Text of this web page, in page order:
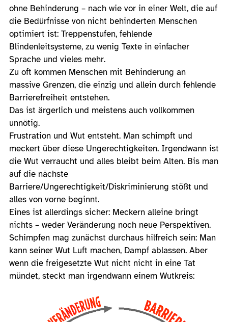
ohne Behinderung – nach wie vor in einer Welt, die auf
die Bedürfnisse von nicht behinderten Menschen
optimiert ist: Treppenstufen, fehlende
Blindenleitsysteme, zu wenig Texte in einfacher
Sprache und vieles mehr.
Zu oft kommen Menschen mit Behinderung an
massive Grenzen, die einzig und allein durch fehlende
Barrierefreiheit entstehen.
Das ist ärgerlich und meistens auch vollkommen
unnötig.
Frustration und Wut entsteht. Man schimpft und
meckert über diese Ungerechtigkeiten. Irgendwann ist
die Wut verraucht und alles bleibt beim Alten. Bis man
auf die nächste
Barriere/Ungerechtigkeit/Diskriminierung stößt und
alles von vorne beginnt.
Eines ist allerdings sicher: Meckern alleine bringt
nichts – weder Veränderung noch neue Perspektiven.
Schimpfen mag zunächst durchaus hilfreich sein: Man
kann seiner Wut Luft machen, Dampf ablassen. Aber
wenn die freigesetzte Wut nicht nicht in eine Tat
mündet, steckt man irgendwann einem Wutkreis: